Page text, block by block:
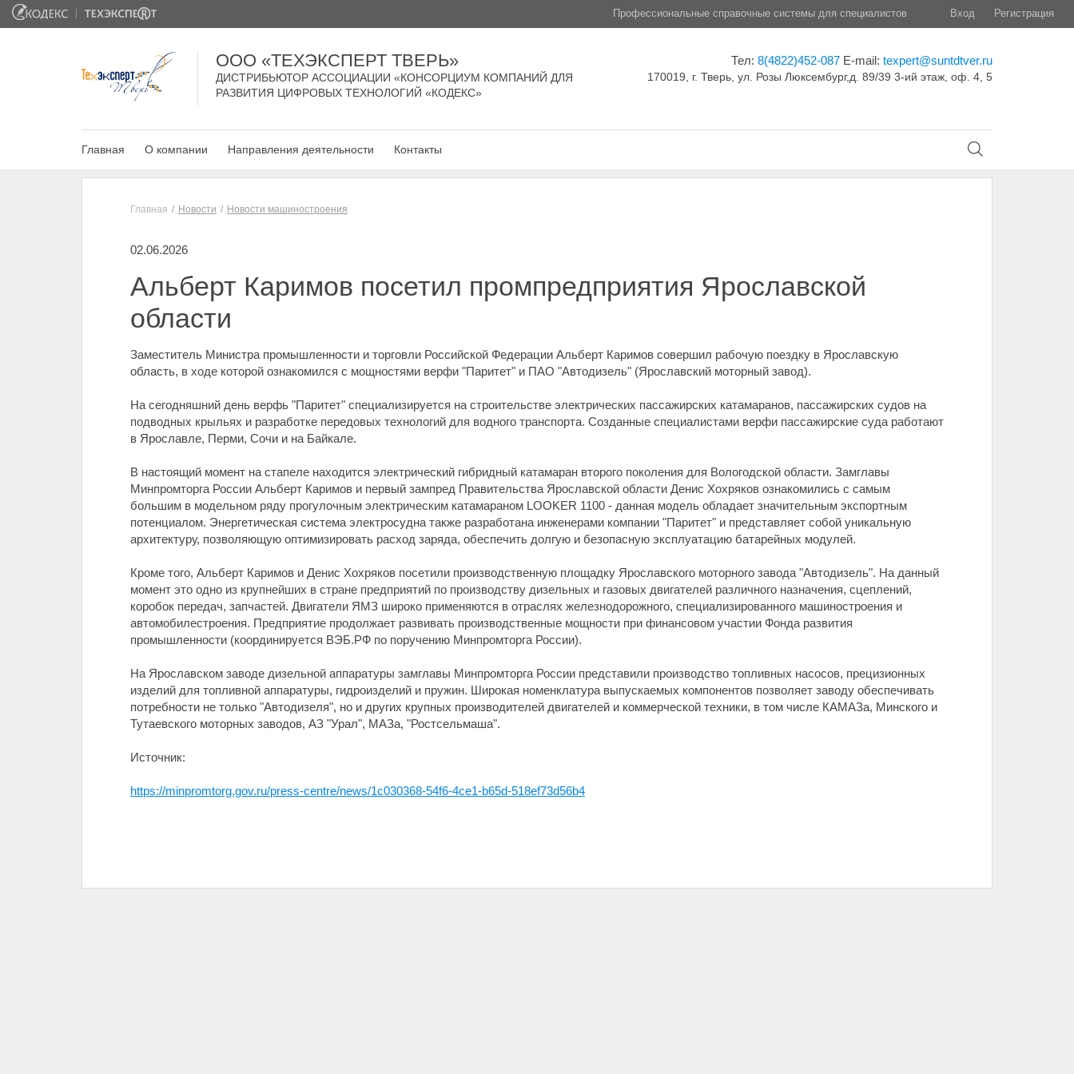
Профессиональные справочные системы для специалистов Вход Регистрация
ООО «ТЕХЭКСПЕРТ ТВЕРЬ»
ДИСТРИБЬЮТОР АССОЦИАЦИИ «КОНСОРЦИУМ КОМПАНИЙ ДЛЯ
РАЗВИТИЯ ЦИФРОВЫХ ТЕХНОЛОГИЙ «КОДЕКС»
Тел: 8(4822)452-087 E-mail: texpert@suntdtver.ru
170019, г. Тверь, ул. Розы Люксембург,д. 89/39 3-ий этаж, оф. 4, 5
Главная О компании Направления деятельности Контакты
Главная Новости Новости машиностроения
02.06.2026
Альберт Каримов посетил промпредприятия Ярославской
области
Заместитель Министра промышленности и торговли Российской Федерации Альберт Каримов совершил рабочую поездку в Ярославскую
область, в ходе которой ознакомился с мощностями верфи "Паритет" и ПАО "Автодизель" (Ярославский моторный завод).
На сегодняшний день верфь "Паритет" специализируется на строительстве электрических пассажирских катамаранов, пассажирских судов на
подводных крыльях и разработке передовых технологий для водного транспорта. Созданные специалистами верфи пассажирские суда работают
в Ярославле, Перми, Сочи и на Байкале.
В настоящий момент на стапеле находится электрический гибридный катамаран второго поколения для Вологодской области. Замглавы
Минпромторга России Альберт Каримов и первый зампред Правительства Ярославской области Денис Хохряков ознакомились с самым
большим в модельном ряду прогулочным электрическим катамараном LOOKER 1100 - данная модель обладает значительным экспортным
потенциалом. Энергетическая система электросудна также разработана инженерами компании "Паритет" и представляет собой уникальную
архитектуру, позволяющую оптимизировать расход заряда, обеспечить долгую и безопасную эксплуатацию батарейных модулей.
Кроме того, Альберт Каримов и Денис Хохряков посетили производственную площадку Ярославского моторного завода "Автодизель". На данный
момент это одно из крупнейших в стране предприятий по производству дизельных и газовых двигателей различного назначения, сцеплений,
коробок передач, запчастей. Двигатели ЯМЗ широко применяются в отраслях железнодорожного, специализированного машиностроения и
автомобилестроения. Предприятие продолжает развивать производственные мощности при финансовом участии Фонда развития
промышленности (координируется ВЭБ.РФ по поручению Минпромторга России).
На Ярославском заводе дизельной аппаратуры замглавы Минпромторга России представили производство топливных насосов, прецизионных
изделий для топливной аппаратуры, гидроизделий и пружин. Широкая номенклатура выпускаемых компонентов позволяет заводу обеспечивать
потребности не только "Автодизеля", но и других крупных производителей двигателей и коммерческой техники, в том числе КАМАЗа, Минского и
Тутаевского моторных заводов, АЗ "Урал", МАЗа, "Ростсельмаша".
Источник:
https://minpromtorg.gov.ru/press-centre/news/1c030368-54f6-4ce1-b65d-518ef73d56b4